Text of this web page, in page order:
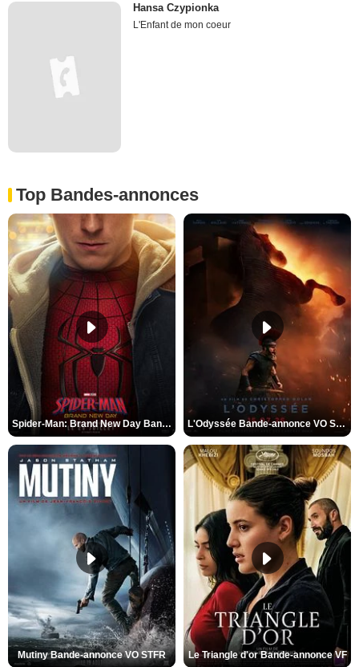
Hansa Czypionka
L'Enfant de mon coeur
Top Bandes-annonces
Spider-Man: Brand New Day Bande-annonce VO STFR L'Odyssée Bande-annonce VO STFR
Mutiny Bande-annonce VO STFR Le Triangle d'or Bande-annonce VF